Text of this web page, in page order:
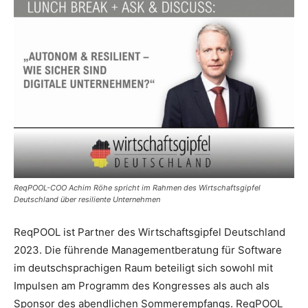
ReqPOOL-COO Achim Röhe spricht im Rahmen des Wirtschaftsgipfel
Deutschland über resiliente Unternehmen
ReqPOOL ist Partner des Wirtschaftsgipfel Deutschland
2023. Die führende Managementberatung für Software
im deutschsprachigen Raum beteiligt sich sowohl mit
Impulsen am Programm des Kongresses als auch als
Sponsor des abendlichen Sommerempfangs. ReqPOOL